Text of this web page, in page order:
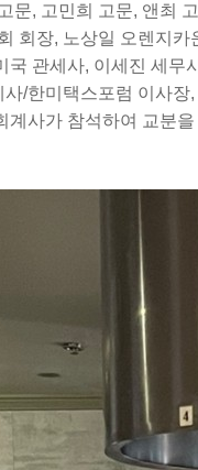
문, 고민희 고문, 앤최
회장, 노상일 오렌지카
국 관세사, 이세진 세무
/한미택스포럼 이사장,
계사가 참석하여 교분